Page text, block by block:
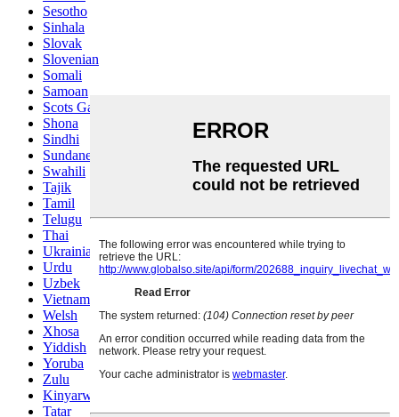
Sesotho
Sinhala
Slovak
Slovenian
Somali
Samoan
Scots Gaelic
Shona
Sindhi
Sundanese
Swahili
Tajik
Tamil
Telugu
Thai
Ukrainian
Urdu
Uzbek
Vietnamese
Welsh
Xhosa
Yiddish
Yoruba
Zulu
Kinyarwanda
Tatar